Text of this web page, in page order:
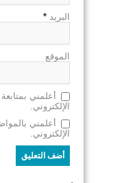
البريد *
الموقع
أعلمني
الإلكتروني.
أعلمني
الإلكتروني.